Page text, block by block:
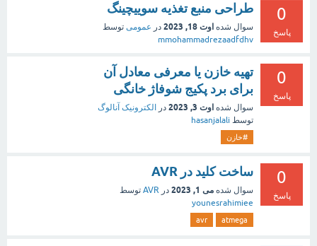
0
پاسخ
طراحی منبع تغذیه سوییچینگ
سوال شده اوت 18, 2023 در عمومی توسط
mmohammadrezaadfdhv
0
پاسخ
تهیه خازن یا معرفی معادل آن
برای برد پکیج شوفاژ خانگی
سوال شده اوت 3, 2023 در
الکترونیک آنالوگ
توسط hasanjalali
#خازن
0
پاسخ
ساخت کلید در AVR
سوال شده می 1, 2023 در AVR توسط
younesrahimiee
atmega
avr